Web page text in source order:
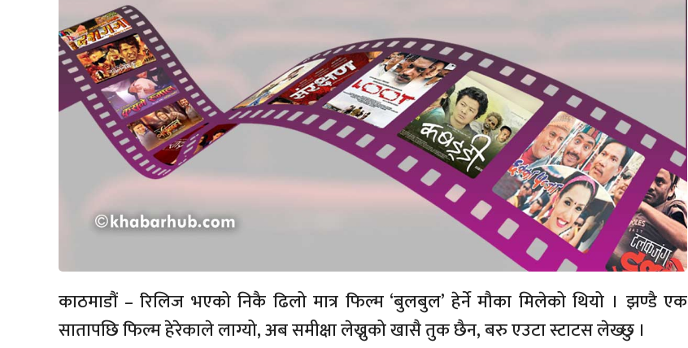
काठमाडौं – रिलिज भएको निकै ढिलो मात्र फिल्म ‘बुलबुल’ हेर्ने मौका मिलेको थियो । झण्डै एक
सातापछि फिल्म हेरेकाले लाग्यो, अब समीक्षा लेख्नुको खासै तुक छैन, बरु एउटा स्टाटस लेख्छु ।